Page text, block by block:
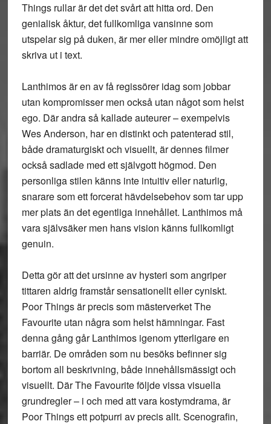
Things rullar är det det svårt att hitta ord. Den
genialisk åktur, det fullkomliga vansinne som
utspelar sig på duken, är mer eller mindre omöjligt att
skriva ut i text.
Lanthimos är en av få regissörer idag som jobbar
utan kompromisser men också utan något som helst
ego. Där andra så kallade auteurer – exempelvis
Wes Anderson, har en distinkt och patenterad stil,
både dramaturgiskt och visuellt, är dennes filmer
också sadlade med ett självgott högmod. Den
personliga stilen känns inte intuitiv eller naturlig,
snarare som ett forcerat hävdelsebehov som tar upp
mer plats än det egentliga innehållet. Lanthimos må
vara självsäker men hans vision känns fullkomligt
genuin.
Detta gör att det ursinne av hysteri som angriper
tittaren aldrig framstår sensationellt eller cyniskt.
Poor Things är precis som mästerverket The
Favourite utan några som helst hämningar. Fast
denna gång går Lanthimos igenom ytterligare en
barriär. De områden som nu besöks befinner sig
bortom all beskrivning, både innehållsmässigt och
visuellt. Där The Favourite följde vissa visuella
grundregler – i och med att vara kostymdrama, är
Poor Things ett potpurri av precis allt. Scenografin,